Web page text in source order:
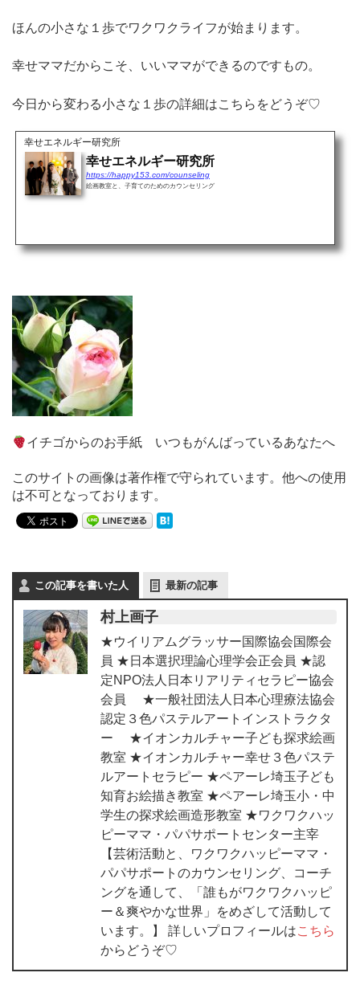
ほんの小さな１歩でワクワクライフが始まります。
幸せママだからこそ、いいママができるのですもの。
今日から変わる小さな１歩の詳細はこちらをどうぞ♡
幸せエネルギー研究所
幸せエネルギー研究所
https://happy153.com/counseling
絵画教室と、子育てのためのカウンセリング
イチゴからのお手紙 いつもがんばっているあなたへ
このサイトの画像は著作権で守られています。他への使用
は不可となっております。
この記事を書いた人 最新の記事
村上画子
★ウイリアムグラッサー国際協会国際会
員 ★日本選択理論心理学会正会員 ★認
定NPO法人日本リアリティセラピー協会
会員 ★一般社団法人日本心理療法協会
認定３色パステルアートインストラクタ
ー ★イオンカルチャー子ども探求絵画
教室 ★イオンカルチャー幸せ３色パステ
ルアートセラピー ★ペアーレ埼玉子ども
知育お絵描き教室 ★ペアーレ埼玉小・中
学生の探求絵画造形教室 ★ワクワクハッ
ピーママ・パパサポートセンター主宰
【芸術活動と、ワクワクハッピーママ・
パパサポートのカウンセリング、コーチ
ングを通して、「誰もがワクワクハッピ
ー＆爽やかな世界」をめざして活動して
います。】 詳しいプロフィールはこちら
からどうぞ♡